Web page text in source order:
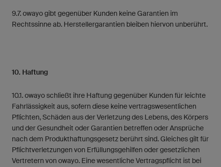
9.7. owayo gibt gegenüber Kunden keine Garantien im
Rechtssinne ab. Herstellergarantien bleiben hiervon unberührt.
10. Haftung
10.1. owayo schließt ihre Haftung gegenüber Kunden für leichte
Fahrlässigkeit aus, sofern diese keine vertragswesentlichen
Pflichten, Schäden aus der Verletzung des Lebens, des Körpers
und der Gesundheit oder Garantien betreffen oder Ansprüche
nach dem Produkthaftungsgesetz berührt sind. Gleiches gilt für
Pflichtverletzungen von Erfüllungsgehilfen oder gesetzlichen
Vertretern von owayo. Eine wesentliche Vertragspflicht ist bei